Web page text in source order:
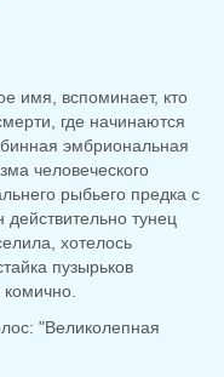
имя, вспоминает, кто
где начинаются
эмбриональная
человеческого
рыбьего предка с
действительно тунец
хотелось
пузырьков
комично.
"Великолепная